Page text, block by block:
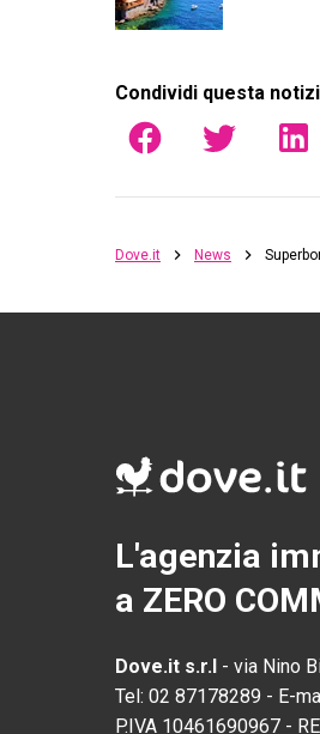
Condividi questa
Dove.it News
L'agenzia
a ZERO
Dove.it s.r.l - via Nino
Tel: 02 87178289 - E-
P.IVA 10461690967 -